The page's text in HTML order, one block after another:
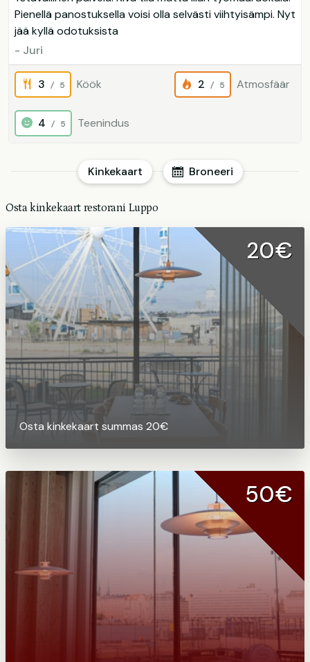
Pienellä panostuksella voisi olla selvästi viihtyisämpi. Nyt
jää kyllä odotuksista
- Juri
3 / 5 Köök 2 / 5 Atmosfäär
4 / 5 Teenindus
Broneeri
Kinkekaart
Osta kinkekaart restorani Luppo
20€
Osta kinkekaart summas 20€
50€